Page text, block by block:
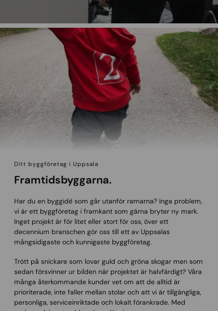
Ditt byggföretag i Uppsala
Framtidsbyggarna.
Har du en byggidé som går utanför ramarna? Inga problem,
vi är ett byggföretag i framkant som gärna bryter ny mark.
Inget projekt är för litet eller stort för oss, över ett
decennium branschen gör oss till ett av Uppsalas
mångsidigaste och kunnigaste byggföretag.
Trött på snickare som lovar guld och gröna skogar men som
sedan försvinner ur bilden när projektet är halvfärdigt? Våra
många återkommande kunder vet om att de alltid är
prioriterade, inte faller mellan stolar och att vi är tillgängliga,
personliga, serviceinriktade och lokalt förankrade. Med